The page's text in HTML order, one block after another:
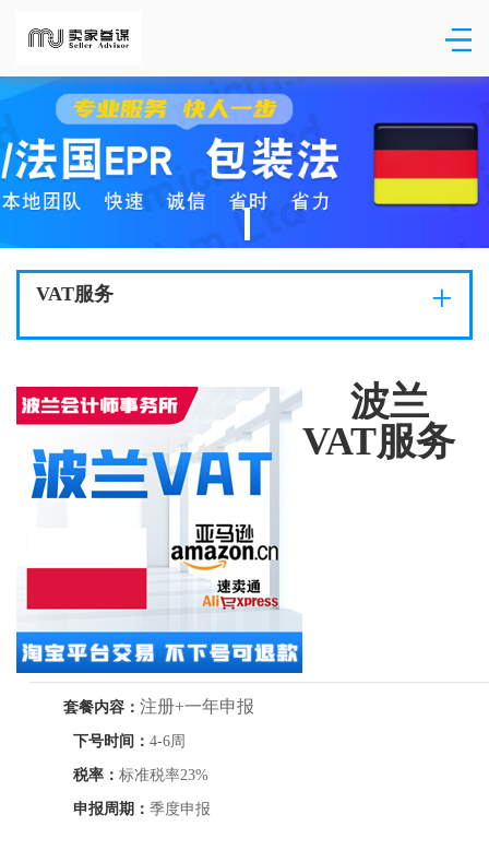
VAT服务 +
波兰
VAT服务
套餐内容： 注册+一年申报
下号时间： 4-6周
税率： 标准税率23%
申报周期： 季度申报